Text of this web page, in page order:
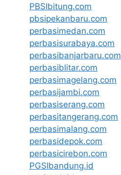
PBSIbitung.com
pbsipekanbaru.com
perbasimedan.com
perbasisurabaya.com
perbasibanjarbaru.com
perbasiblitar.com
perbasimagelang.com
perbasijambi.com
perbasiserang.com
perbasitangerang.com
perbasimalang.com
perbasidepok.com
perbasicirebon.com
PGSIbandung.id